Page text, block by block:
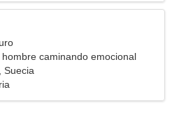
hombre caminando emocional
Suecia